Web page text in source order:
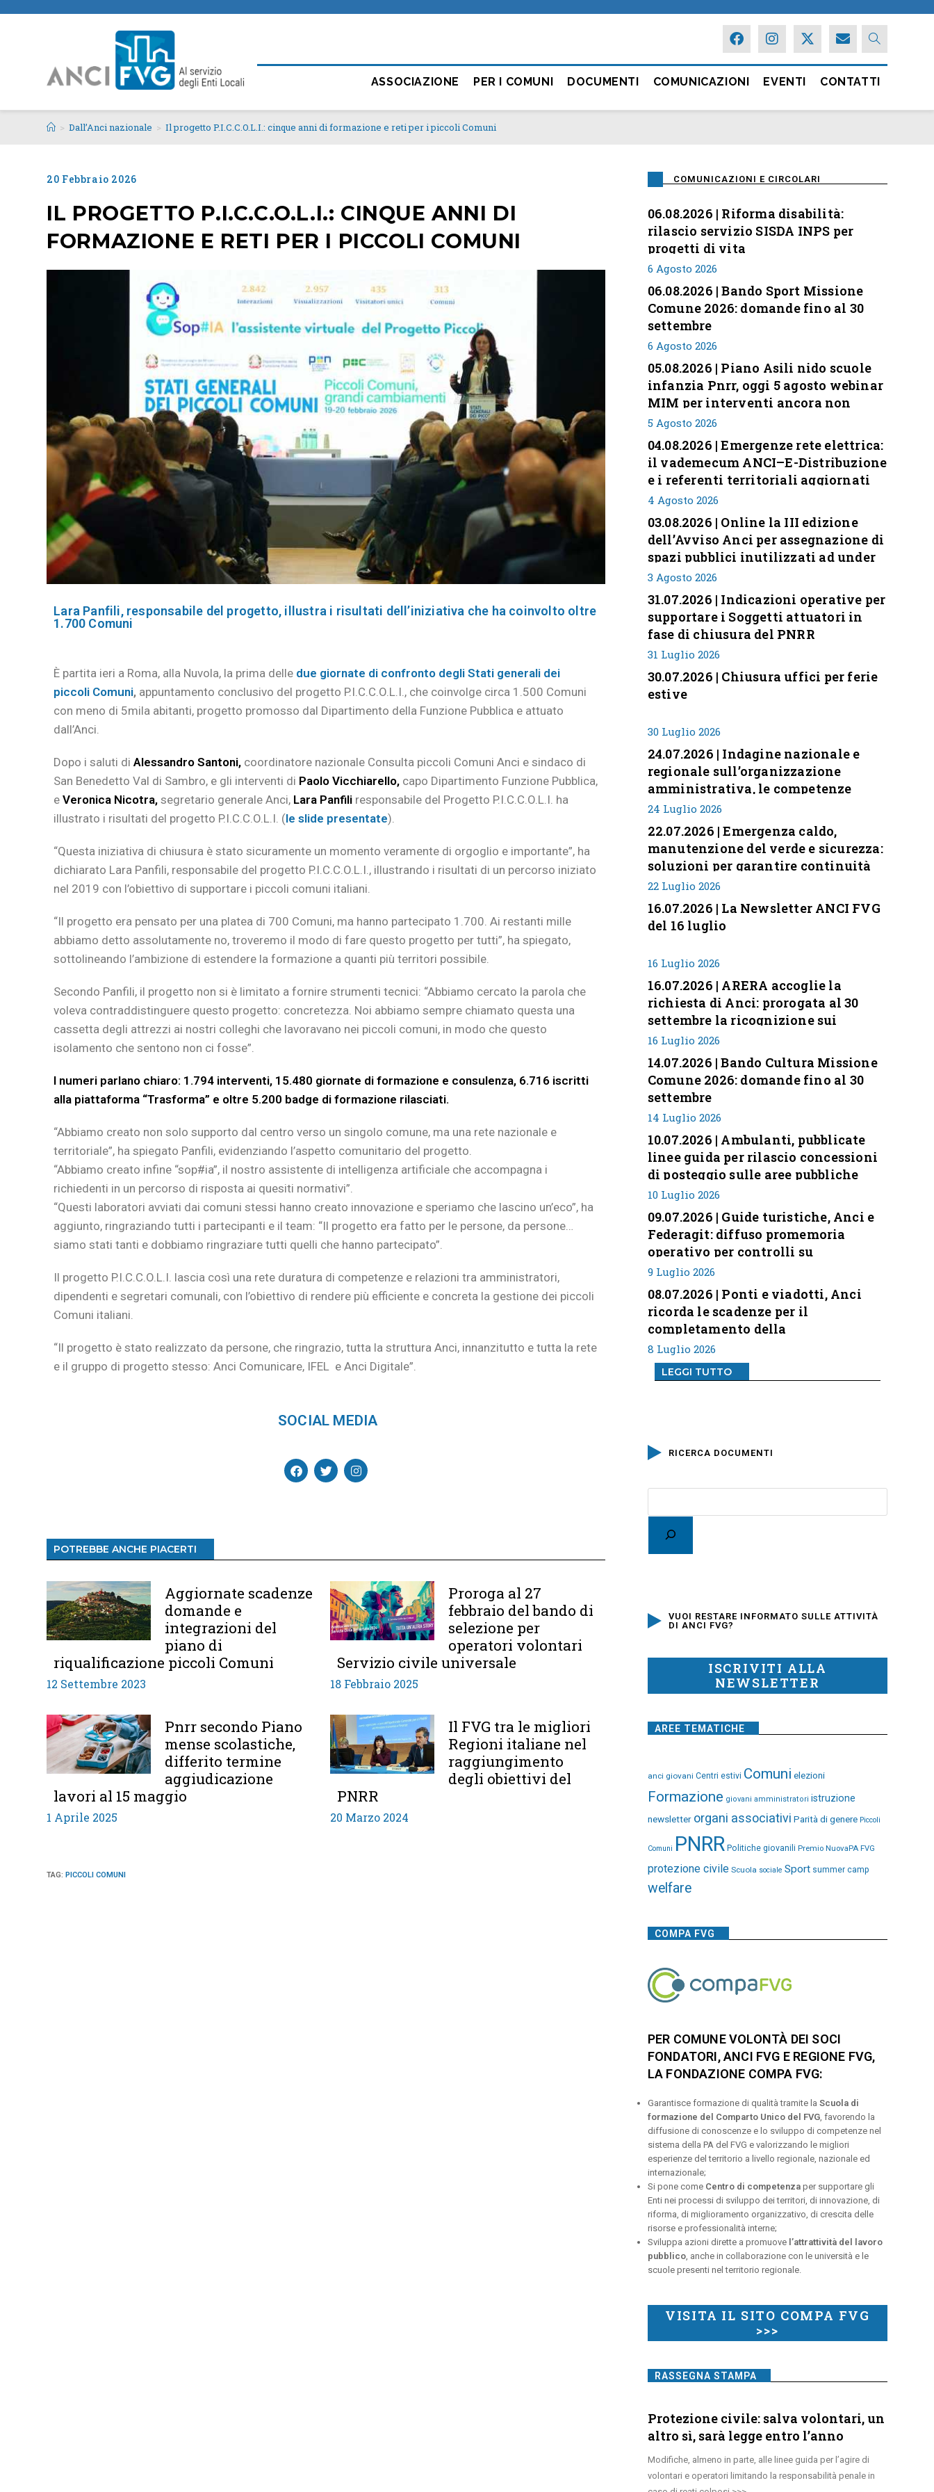
ASSOCIAZIONE PER I COMUNI DOCUMENTI COMUNICAZIONI EVENTI CONTATTI
> Dall’Anci nazionale > Il progetto P.I.C.C.O.L.I.: cinque anni di formazione e reti per i piccoli Comuni
20 Febbraio 2026
IL PROGETTO P.I.C.C.O.L.I.: CINQUE ANNI DI
FORMAZIONE E RETI PER I PICCOLI COMUNI
Lara Panfili, responsabile del progetto, illustra i risultati dell’iniziativa che ha coinvolto oltre
1.700 Comuni
È partita ieri a Roma, alla Nuvola, la prima delle due giornate di confronto degli Stati generali dei
piccoli Comuni, appuntamento conclusivo del progetto P.I.C.C.O.L.I., che coinvolge circa 1.500 Comuni
con meno di 5mila abitanti, progetto promosso dal Dipartimento della Funzione Pubblica e attuato
dall’Anci.
Dopo i saluti diAlessandro Santoni, coordinatore nazionale Consulta piccoli Comuni Anci e sindaco di
San Benedetto Val di Sambro, e gli interventi di Paolo Vicchiarello, capo Dipartimento Funzione Pubblica,
eVeronica Nicotra, segretario generale Anci, Lara Panfili responsabile del Progetto P.I.C.C.O.L.I. ha
illustrato i risultati del progetto P.I.C.C.O.L.I. (le slide presentate).
“Questa iniziativa di chiusura è stato sicuramente un momento veramente di orgoglio e importante”, ha
dichiarato Lara Panfili, responsabile del progetto P.I.C.C.O.L.I., illustrando i risultati di un percorso iniziato
nel 2019 con l’obiettivo di supportare i piccoli comuni italiani.
“Il progetto era pensato per una platea di 700 Comuni, ma hanno partecipato 1.700. Ai restanti mille
abbiamo detto assolutamente no, troveremo il modo di fare questo progetto per tutti”, ha spiegato,
sottolineando l’ambizione di estendere la formazione a quanti più territori possibile.
Secondo Panfili, il progetto non si è limitato a fornire strumenti tecnici: “Abbiamo cercato la parola che
voleva contraddistinguere questo progetto: concretezza. Noi abbiamo sempre chiamato questa una
cassetta degli attrezzi ai nostri colleghi che lavoravano nei piccoli comuni, in modo che questo
isolamento che sentono non ci fosse”.
I numeri parlano chiaro: 1.794 interventi, 15.480 giornate di formazione e consulenza, 6.716 iscritti
alla piattaforma “Trasforma” e oltre 5.200 badge di formazione rilasciati.
“Abbiamo creato non solo supporto dal centro verso un singolo comune, ma una rete nazionale e
territoriale”, ha spiegato Panfili, evidenziando l’aspetto comunitario del progetto.
“Abbiamo creato infine “sop#ia”, il nostro assistente di intelligenza artificiale che accompagna i
richiedenti in un percorso di risposta ai quesiti normativi”.
“Questi laboratori avviati dai comuni stessi hanno creato innovazione e speriamo che lascino un’eco”, ha
aggiunto, ringraziando tutti i partecipanti e il team: “Il progetto era fatto per le persone, da persone…
siamo stati tanti e dobbiamo ringraziare tutti quelli che hanno partecipato”.
Il progetto P.I.C.C.O.L.I. lascia così una rete duratura di competenze e relazioni tra amministratori,
dipendenti e segretari comunali, con l’obiettivo di rendere più efficiente e concreta la gestione dei piccoli
Comuni italiani.
“Il progetto è stato realizzato da persone, che ringrazio, tutta la struttura Anci, innanzitutto e tutta la rete
e il gruppo di progetto stesso: Anci Comunicare, IFEL e Anci Digitale”.
SOCIAL MEDIA
POTREBBE ANCHE PIACERTI
Aggiornate scadenze
domande e
integrazioni del
piano di
riqualificazione piccoli Comuni
12 Settembre 2023
Proroga al 27
febbraio del bando di
selezione per
operatori volontari
Servizio civile universale
18 Febbraio 2025
Pnrr secondo Piano
mense scolastiche,
differito termine
aggiudicazione
lavori al 15 maggio
1 Aprile 2025
Il FVG tra le migliori
Regioni italiane nel
raggiungimento
degli obiettivi del
PNRR
20 Marzo 2024
TAG:PICCOLI COMUNI
COMUNICAZIONI E CIRCOLARI
06.08.2026 | Riforma disabilità:
rilascio servizio SISDA INPS per
progetti di vita
6 Agosto 2026
06.08.2026 | Bando Sport Missione
Comune 2026: domande fino al 30
settembre
6 Agosto 2026
05.08.2026 | Piano Asili nido scuole
infanzia Pnrr, oggi 5 agosto webinar
MIM per interventi ancora non
conclusi
5 Agosto 2026
04.08.2026 | Emergenze rete elettrica:
il vademecum ANCI–E-Distribuzione
e i referenti territoriali aggiornati
4 Agosto 2026
03.08.2026 | Online la III edizione
dell’Avviso Anci per assegnazione di
spazi pubblici inutilizzati ad under
35
3 Agosto 2026
31.07.2026 | Indicazioni operative per
supportare i Soggetti attuatori in
fase di chiusura del PNRR
31 Luglio 2026
30.07.2026 | Chiusura uffici per ferie
estive
30 Luglio 2026
24.07.2026 | Indagine nazionale e
regionale sull’organizzazione
amministrativa, le competenze
professionali e i modelli di gestione
nei piccoli Comuni italiani
24 Luglio 2026
22.07.2026 | Emergenza caldo,
manutenzione del verde e sicurezza:
soluzioni per garantire continuità
servizi
22 Luglio 2026
16.07.2026 | La Newsletter ANCI FVG
del 16 luglio
16 Luglio 2026
16.07.2026 | ARERA accoglie la
richiesta di Anci: prorogata al 30
settembre la ricognizione sui
corrispettivi
16 Luglio 2026
14.07.2026 | Bando Cultura Missione
Comune 2026: domande fino al 30
settembre
14 Luglio 2026
10.07.2026 | Ambulanti, pubblicate
linee guida per rilascio concessioni
di posteggio sulle aree pubbliche
10 Luglio 2026
09.07.2026 | Guide turistiche, Anci e
Federagit: diffuso promemoria
operativo per controlli su
professione
9 Luglio 2026
08.07.2026 | Ponti e viadotti, Anci
ricorda le scadenze per il
completamento della
classificazione del rischio
8 Luglio 2026
LEGGI TUTTO
RICERCA DOCUMENTI
VUOI RESTARE INFORMATO SULLE ATTIVITÀ
DI ANCI FVG?
ISCRIVITI ALLA
NEWSLETTER
AREE TEMATICHE
anci giovani Centri estivi Comuni elezioni
Formazione giovani amministratori istruzione
newsletter organi associativi Parità di genere Piccoli
Comuni PNRR Politiche giovanili Premio NuovaPA FVG
protezione civile Scuola sociale Sport summer camp
welfare
COMPA FVG
PER COMUNE VOLONTÀ DEI SOCI
FONDATORI, ANCI FVG E REGIONE FVG,
LA FONDAZIONE COMPA FVG:
Garantisce formazione di qualità tramite la Scuola di
formazione del Comparto Unico del FVG, favorendo la
diffusione di conoscenze e lo sviluppo di competenze nel
sistema della PA del FVG e valorizzando le migliori
esperienze del territorio a livello regionale, nazionale ed
internazionale;
Si pone come Centro di competenzaper supportare gli
Enti nei processi di sviluppo dei territori, di innovazione, di
riforma, di miglioramento organizzativo, di crescita delle
risorse e professionalità interne;
Sviluppa azioni dirette a promuove l’attrattività del lavoro
pubblico, anche in collaborazione con le università e le
scuole presenti nel territorio regionale.
VISITA IL SITO COMPA FVG
>>>
RASSEGNA STAMPA
Protezione civile: salva volontari, un
altro sì, sarà legge entro l’anno
Modifiche, almeno in parte, alle linee guida per l’agire di
volontari e operatori limitando la responsabilità penale in